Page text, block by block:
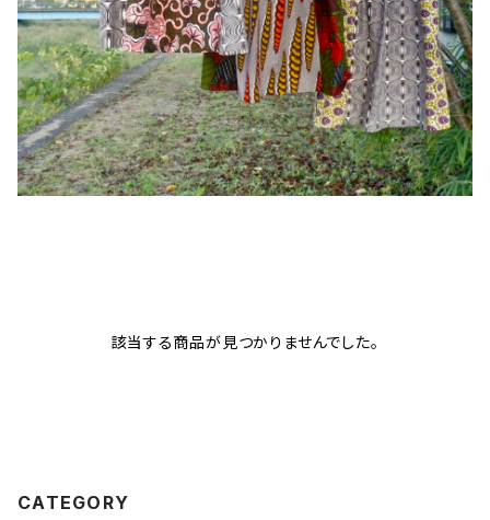
該当する商品が見つかりませんでした。
CATEGORY